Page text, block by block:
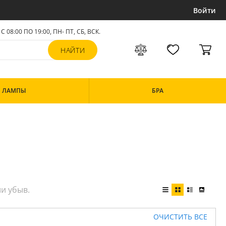
Войти
С 08:00 ПО 19:00, ПН- ПТ,СБ, ВСК.
ЛАМПЫ БРА
ОЧИСТИТЬ ВСЕ